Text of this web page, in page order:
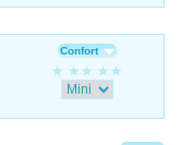
Confort